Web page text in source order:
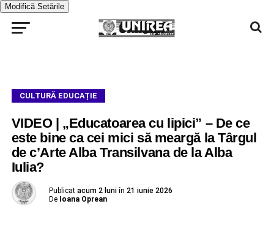
Modifică Setările
CULTURĂ EDUCAȚIE
VIDEO | „Educatoarea cu lipici” – De ce
este bine ca cei mici să meargă la Târgul
de c’Arte Alba Transilvana de la Alba
Iulia?
Publicat acum 2 luni în 21 iunie 2026
De Ioana Oprean